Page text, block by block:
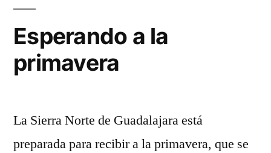
Esperando a la
primavera
La Sierra Norte de Guadalajara está
preparada para recibir a la primavera, que se